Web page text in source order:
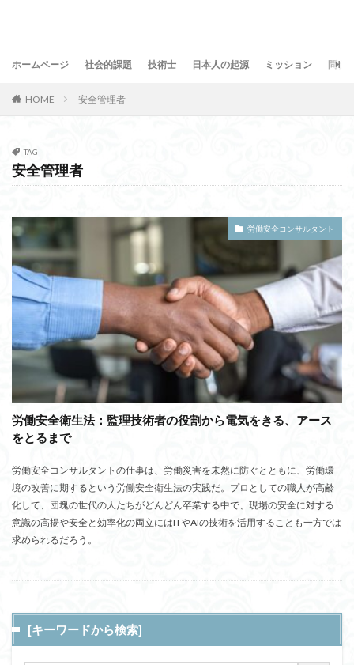
ホームページ 社会的課題 技術士 日本人の起源 ミッション 問合
HOME 安全管理者
TAG
安全管理者
労働安全コンサルタント
労働安全衛生法：監理技術者の役割から電気をきる、アース
をとるまで
労働安全コンサルタントの仕事は、労働災害を未然に防ぐとともに、労働環
境の改善に期するという労働安全衛生法の実践だ。プロとしての職人が高齢
化して、団塊の世代の人たちがどんどん卒業する中で、現場の安全に対する
意識の高揚や安全と効率化の両立にはITやAIの技術を活用することも一方では
求められるだろう。
[キーワードから検索]